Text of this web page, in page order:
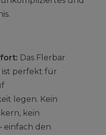
Das Flerbar
ist perfekt für
legen. Kein
kein
einfach den